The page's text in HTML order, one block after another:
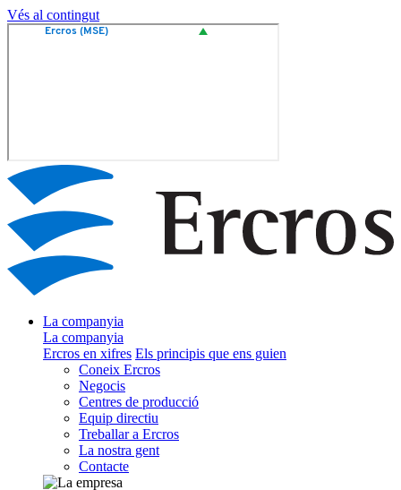
Vés al contingut
La companyia
La companyia
Ercros en xifres Els principis que ens guien
Coneix Ercros
Negocis
Centres de producció
Equip directiu
Treballar a Ercros
La nostra gent
Contacte